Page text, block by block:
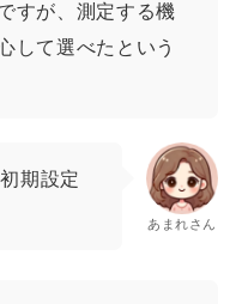
すが、測定する機
して選べたという
期設定
あまれさん